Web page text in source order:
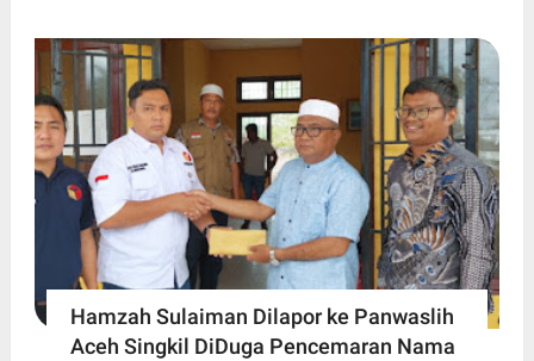
Hamzah Sulaiman Dilapor ke Panwaslih
Aceh Singkil DiDuga Pencemaran Nama